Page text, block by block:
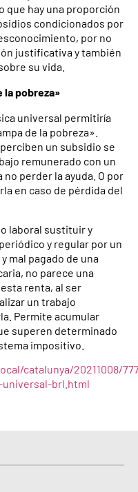
que hay una proporción
condicionados por
por no
justificativa y también
su vida.
la pobreza»
universal permitiría
de la pobreza».
un subsidio se
remunerado con un
perder la ayuda. O por
en caso de pérdida del
laboral sustituir y
y regular por un
mal pagado de una
no parece una
renta, al ser
un trabajo
Permite acumular
superen determinado
impositivo.
catalunya/20211008/
brl.html